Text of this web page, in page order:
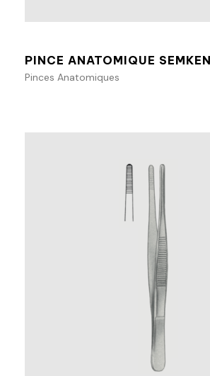
PINCE ANATOMIQUE SEMKEN
Pinces Anatomiques